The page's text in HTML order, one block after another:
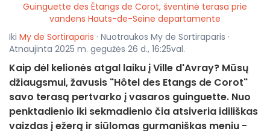
Guinguette des Étangs de Corot, šventinė terasa prie
vandens Hauts-de-Seine departamente
Iki My de Sortiraparis · Nuotraukos My de Sortiraparis ·
Atnaujinta 2025 m. gegužės 26 d., 16:25val.
Kaip dėl kelionės atgal laiku į Ville d'Avray? Mūsų
džiaugsmui, žavusis "Hôtel des Etangs de Corot"
savo terasą pertvarko į vasaros guinguette. Nuo
penktadienio iki sekmadienio čia atsiveria idiliškas
vaizdas į ežerą ir siūlomas gurmaniškas meniu -